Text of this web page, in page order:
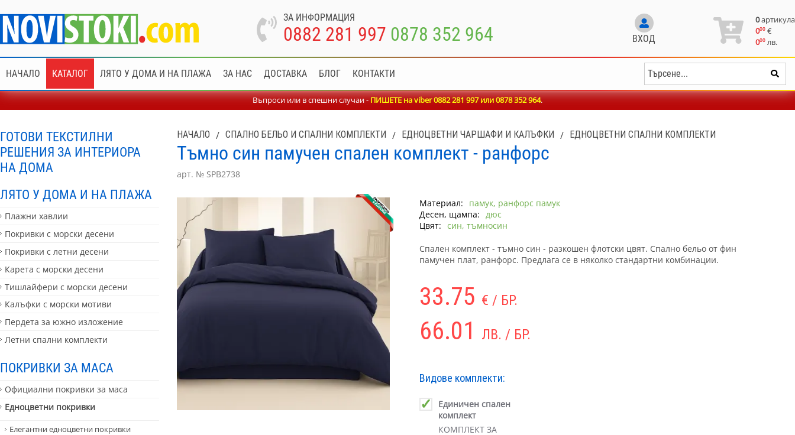
ЗА ИНФОРМАЦИЯ
0882 281 997 0878 352 964 ВХОД
0артикула
000 €
000 лв.
НАЧАЛО КАТАЛОГ ЛЯТО У ДОМА И НА ПЛАЖА ЗА НАС ДОСТАВКА БЛОГ КОНТАКТИ
Въпроси или в спешни случаи -ПИШЕТЕ на viber 0882 281 997 или0878 352 964.
ГОТОВИ ТЕКСТИЛНИ
РЕШЕНИЯ ЗА ИНТЕРИОРА
НА ДОМА
ЛЯТО У ДОМА И НА ПЛАЖА
Плажни хавлии
Покривки с морски десени
Покривки с летни десени
Карета с морски десени
Тишлайфери с морски десени
Калъфки с морски мотиви
Пердета за южно изложение
Летни спални комплекти
ПОКРИВКИ ЗА МАСА
Официални покривки за маса
Едноцветни покривки
Елегантни едноцветни покривки
НАЧАЛО / СПАЛНО БЕЛЬО И СПАЛНИ КОМПЛЕКТИ / ЕДНОЦВЕТНИ ЧАРШАФИ И КАЛЪФКИ / ЕДНОЦВЕТНИ СПАЛНИ КОМПЛЕКТИ
Тъмно син памучен спален комплект - ранфорс
арт. № SPB2738
Материал:
памук, ранфорс памук
Десен, щампа: дюс
Цвят: син, тъмносин
Спален комплект - тъмно син - разкошен флотски цвят. Спално бельо от фин
памучен плат, ранфорс. Предлага се в няколко стандартни комбинации.
33.75 € / БР.
66.01 ЛВ. / БР.
Видове комплекти:
Единичен спален
комплект
КОМПЛЕКТ ЗА